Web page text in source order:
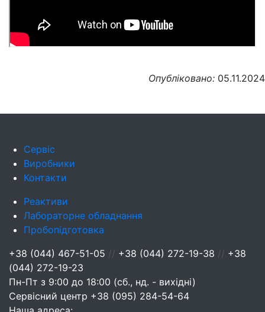
Опубліковано: 05.11.2024
Сервіс
Виробники
Контакти
Реактиви
Лабораторне обладнання
Пробопідготовка
+38 (044) 467-51-05 // +38 (044) 272-19-38 // +38
(044) 272-19-23
Пн-Пт з 9:00 до 18:00 (сб., нд. - вихідні)
Сервісний центр +38 (095) 284-54-64